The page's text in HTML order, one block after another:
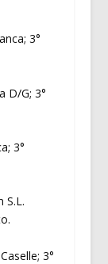
3°
D/G; 3°
3°
S.L.
3°